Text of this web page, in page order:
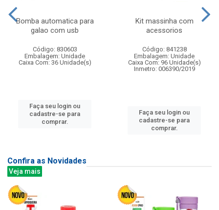
Bomba automatica para
galao com usb
Código: 830603
Embalagem: Unidade
Caixa Com: 36 Unidade(s)
Faça seu login ou
cadastre-se para
comprar.
Kit massinha com
acessorios
Código: 841238
Embalagem: Unidade
Caixa Com: 96 Unidade(s)
Inmetro: 006390/2019
Faça seu login ou
cadastre-se para
comprar.
Confira as Novidades
Veja mais